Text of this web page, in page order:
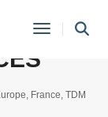
Toggle
PETIT
, France, TDM